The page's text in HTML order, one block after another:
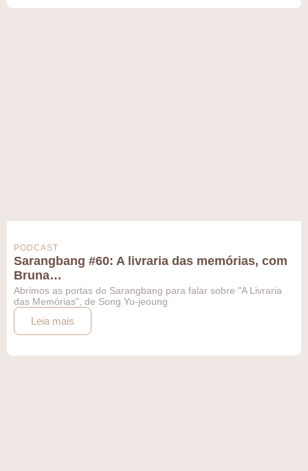
PODCAST
Sarangbang #60: A livraria das memórias, com
Bruna…
Abrimos as portas do Sarangbang para falar sobre "A Livraria
das Memórias", de Song Yu-jeoung
Leia mais